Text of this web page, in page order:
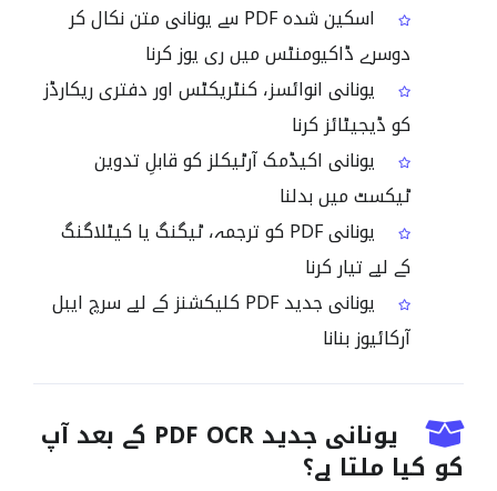
اسکین شدہ PDF سے یونانی متن نکال کر
دوسرے ڈاکیومنٹس میں ری یوز کرنا
یونانی انوائسز، کنٹریکٹس اور دفتری ریکارڈز
کو ڈیجیٹائز کرنا
یونانی اکیڈمک آرٹیکلز کو قابلِ تدوین
ٹیکسٹ میں بدلنا
یونانی PDF کو ترجمہ، ٹیگنگ یا کیٹلاگنگ
کے لیے تیار کرنا
یونانی جدید PDF کلیکشنز کے لیے سرچ ایبل
آرکائیوز بنانا
یونانی جدید PDF OCR کے بعد آپ
کو کیا ملتا ہے؟